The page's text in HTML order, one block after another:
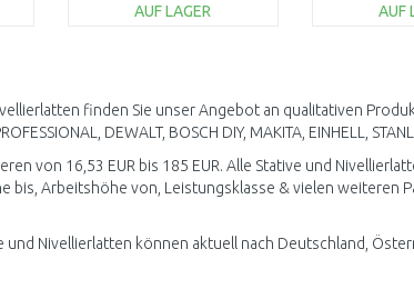
AUF LAGER
Vergleichen
AUF
finden Sie unser Angebot an qualitativen
DEWALT, BOSCH DIY, MAKITA, EINHELL,
von 16,53 EUR bis 185 EUR. Alle Stative und
bis, Arbeitshöhe von, Leistungsklasse & vielen weiteren
und Nivellierlatten können aktuell nach Deutschland,